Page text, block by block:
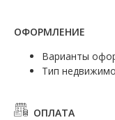
ОФОРМЛЕНИЕ
Варианты
Тип
ОПЛАТА